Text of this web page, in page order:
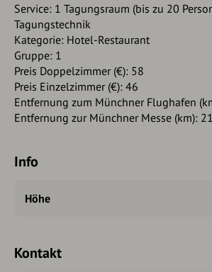
Service: 1 Tagungsraum (bis zu 20
Tagungstechnik
Kategorie: Hotel-Restaurant
Gruppe: 1
Preis Doppelzimmer (€): 58
Preis Einzelzimmer (€): 46
Entfernung zum Münchner Flughafen
Entfernung zur Münchner Messe (km): 21
Info
Höhe
Kontakt